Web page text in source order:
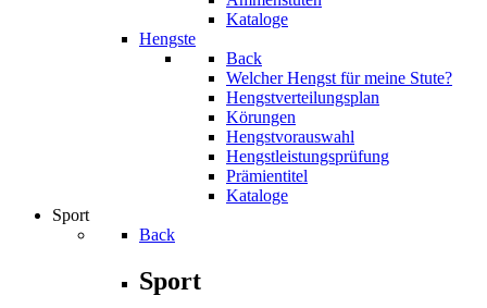
Kataloge
Hengste
Back
Welcher Hengst für meine Stute?
Hengstverteilungsplan
Körungen
Hengstvorauswahl
Hengstleistungsprüfung
Prämientitel
Kataloge
Sport
Back
Sport